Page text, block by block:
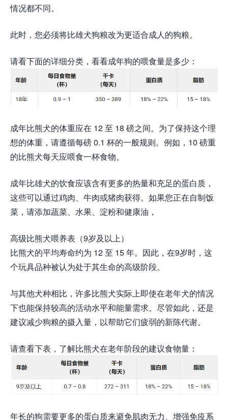
情况都不同。
此时，您必须将比雄犬狗粮改为更适合成人的狗粮。
请看下面的详细分类，看看成年狗的喂食量是多少：
成年比熊犬的体重应在 12 至 18 磅之间。为了保持这个理
想的体重，请遵循每磅 0.1 杯的一般规则。例如，10 磅重
的比熊犬每天应喂食一杯食物。
成年比雄犬的饮食应该含有更多的热量和充足的蛋白质，
这些可以通过鸡肉、牛肉或猪肉获得。如果您正在自制饭
菜，请添加蔬菜、水果、淀粉和健康油，
高级比熊犬喂养表（9岁及以上）
比熊犬的平均寿命约为 12 至 15 年。因此，在9岁时，这
个玩具品种被认为处于其生命的高级阶段。
与其他犬种相比，许多比熊犬实际上即使在老年犬的情况
下也能保持较高的活动水平和能量需求。尽管如此，还是
建议减少狗粮的摄入量，以帮助它们疲弱的新陈代谢。
请查看下表，了解比熊犬在老年阶段的建议食物量：
年长的狗需要更多的蛋白质来避免肌肉无力、增强免疫系